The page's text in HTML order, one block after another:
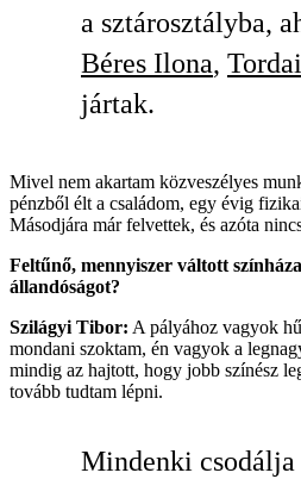
a sztárosztályba,
Béres Ilona,
jártak.
Mivel nem akartam közveszélyes
pénzből élt a családom, egy évig
Másodjára már felvettek, és azóta
Feltűnő, mennyiszer váltott
állandóságot?
Szilágyi Tibor: A pályához vagyok
mondani szoktam, én vagyok a
mindig az hajtott, hogy jobb színész
tovább tudtam lépni.
Mindenki csodálja